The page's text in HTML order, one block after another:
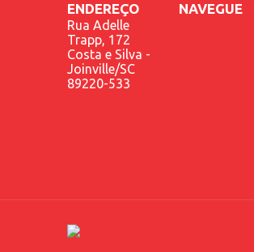
ENDEREÇO
Rua Adelle
Trapp, 172
Costa e Silva -
Joinville/SC
89220-533
NAVEGUE